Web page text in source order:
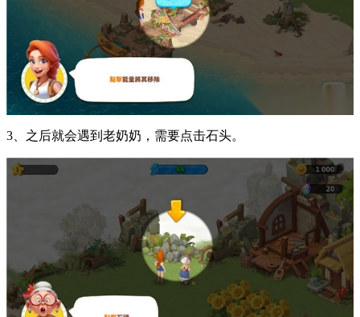
3、之后就会遇到老奶奶，需要点击石头。